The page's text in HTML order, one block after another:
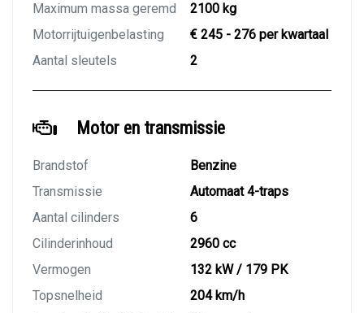
Maximum massa geremd
2100 kg
Motorrijtuigenbelasting
€ 245 - 276 per kwartaal
Aantal sleutels
2
Motor en transmissie
Brandstof
Benzine
Transmissie
Automaat 4-traps
Aantal cilinders
6
Cilinderinhoud
2960 cc
Vermogen
132 kW / 179 PK
Topsnelheid
204 km/h